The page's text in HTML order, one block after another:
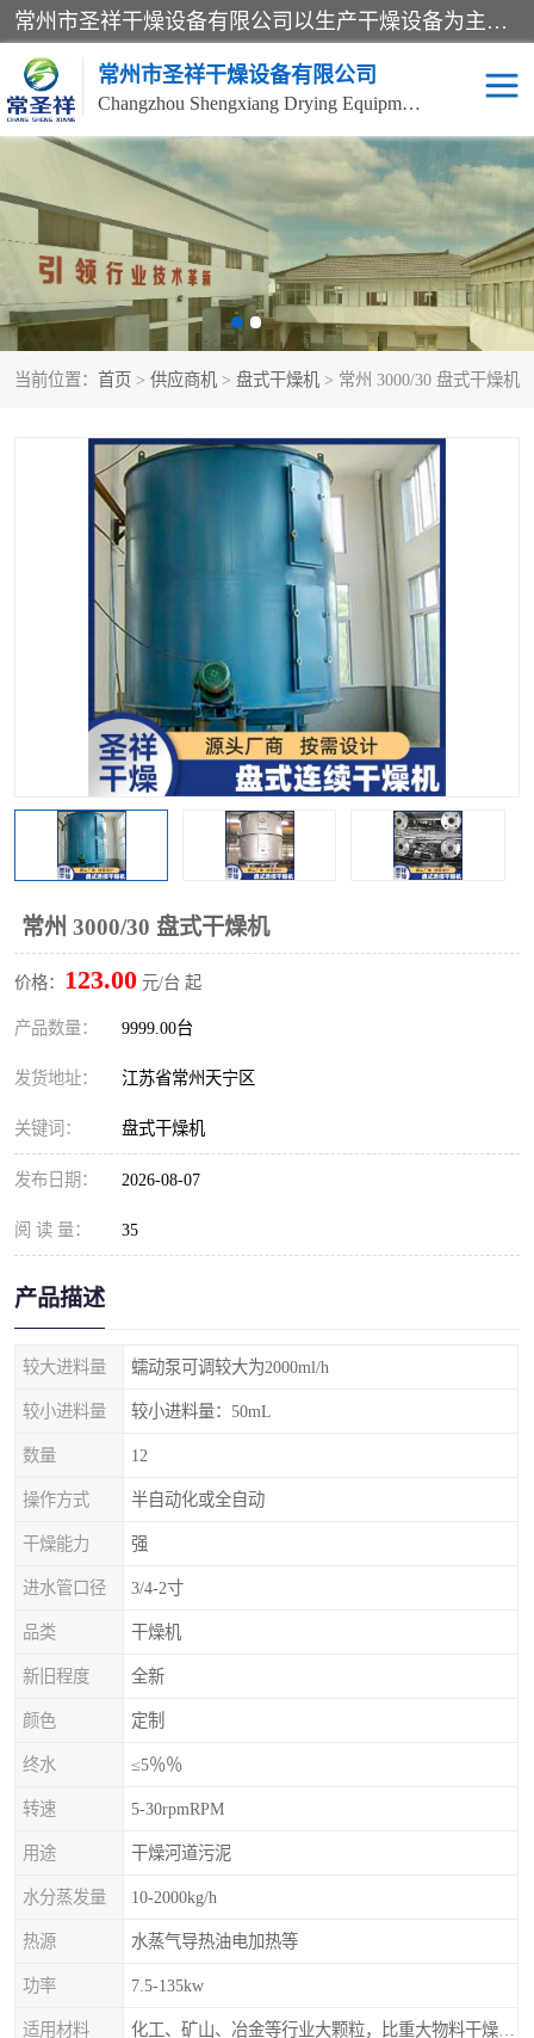
常州市圣祥干燥设备有限公司以生产干燥设备为主导产品，提供：干燥设备、干燥机、混合机、气流干燥机、烘箱、热风循环烘箱、沸腾干燥机、烘干机、喷雾干燥机等产品的生产、制造与销售服务。
常州市圣祥干燥设备有限公司
Changzhou Shengxiang Drying Equipment Co. , Ltd.
当前位置： 首页 > 供应商机 > 盘式干燥机 > 常州 3000/30 盘式干燥机
常州 3000/30 盘式干燥机
价格： 123.00 元/台 起
产品数量： 9999.00台
发货地址： 江苏省常州天宁区
关键词： 盘式干燥机
发布日期： 2026-08-07
阅 读 量： 35
产品描述
较大进料量 蠕动泵可调较大为2000ml/h
较小进料量 较小进料量：50mL
数量 12
操作方式 半自动化或全自动
干燥能力 强
进水管口径 3/4-2寸
品类 干燥机
新旧程度 全新
颜色 定制
终水 ≤5％％
转速 5-30rpmRPM
用途 干燥河道污泥
水分蒸发量 10-2000kg/h
热源 水蒸气导热油电加热等
功率 7.5-135kw
适用材料
单锥真空干燥机 双锥真空干燥机
气流干燥机 滚筒刮板干燥机
干燥机 闪蒸干燥机
桨叶干燥机 高速混合机
超微粉碎机 粉碎机
粗粉碎机 带式干燥机
单锥螺带真空干燥机 沸腾干燥机
方形圆形真空干燥机 真空耙式干燥机
热风循环烘箱 喷雾干燥机
振动流化床干燥机 盘式干燥机
混合机